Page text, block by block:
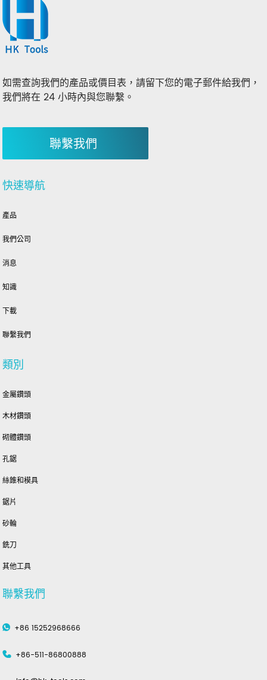
如需查詢我們的產品或價目表，請留下您的電子郵件給我們，
我們將在 24 小時內與您聯繫。
聯繫我們
快速導航
產品
我們公司
消息
知識
下載
聯繫我們
類別
金屬鑽頭
木材鑽頭
砌體鑽頭
孔鋸
絲錐和模具
鋸片
砂輪
銑刀
其他工具
聯繫我們
+86 15252968666
+86-511-86800888